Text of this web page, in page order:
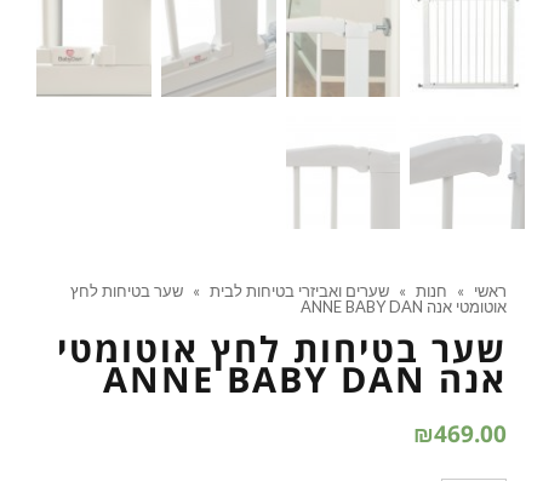
ראשי » חנות » שערים ואביזרי בטיחות לבית » שער בטיחות לחץ
אוטומטי אנה ANNE BABY DAN
שער בטיחות לחץ אוטומטי
אנה ANNE BABY DAN
₪469.00